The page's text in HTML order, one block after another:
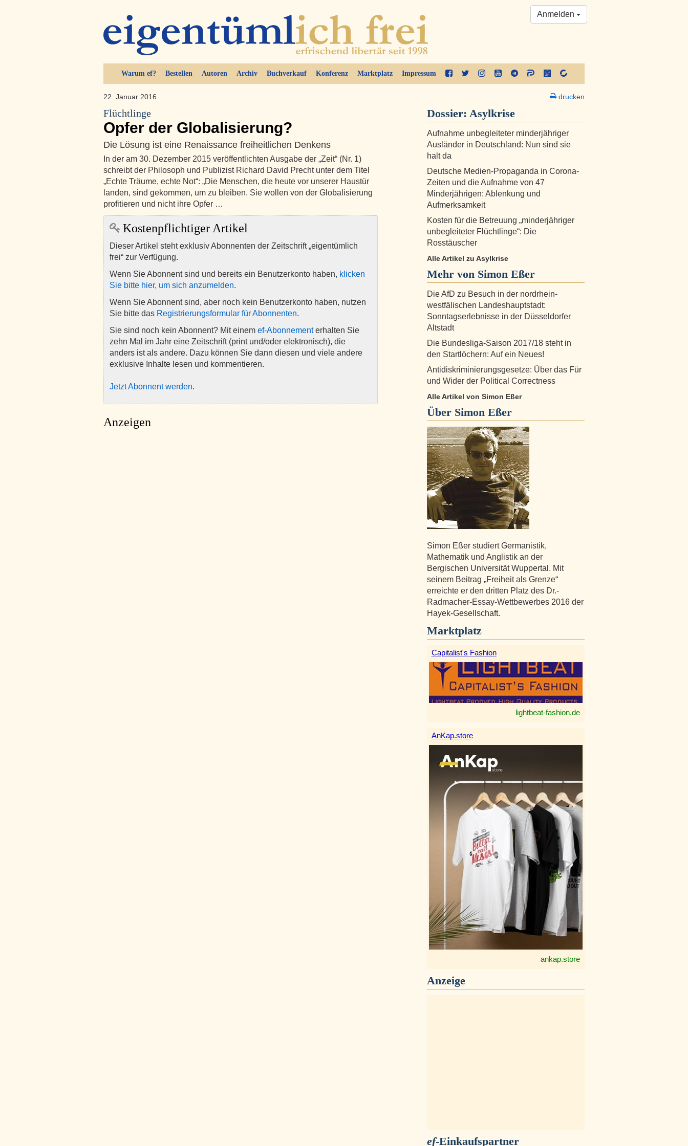
Warum ef? Bestellen Autoren Archiv Buchverkauf Konferenz Marktplatz Impressum
Anmelden
22. Januar 2016
Flüchtlinge
Opfer der Globalisierung?
Die Lösung ist eine Renaissance freiheitlichen Denkens
In der am 30. Dezember 2015 veröffentlichten Ausgabe der „Zeit“ (Nr. 1)
schreibt der Philosoph und Publizist Richard David Precht unter dem Titel
„Echte Träume, echte Not“: „Die Menschen, die heute vor unserer Haustür
landen, sind gekommen, um zu bleiben. Sie wollen von der Globalisierung
profitieren und nicht ihre Opfer …
Kostenpflichtiger Artikel
Dieser Artikel steht exklusiv Abonnenten der Zeitschrift „eigentümlich
frei“ zur Verfügung.
Wenn Sie Abonnent sind und bereits ein Benutzerkonto haben, klicken
Sie bitte hier, um sich anzumelden.
Wenn Sie Abonnent sind, aber noch kein Benutzerkonto haben, nutzen
Sie bitte das Registrierungsformular für Abonnenten.
Sie sind noch kein Abonnent? Mit einem ef-Abonnementerhalten Sie
zehn Mal im Jahr eine Zeitschrift (print und/oder elektronisch), die
anders ist als andere. Dazu können Sie dann diesen und viele andere
exklusive Inhalte lesen und kommentieren.
Jetzt Abonnent werden.
Anzeigen
drucken
Dossier: Asylkrise
Aufnahme unbegleiteter minderjähriger
Ausländer in Deutschland: Nun sind sie
halt da
Deutsche Medien-Propaganda in Corona-
Zeiten und die Aufnahme von 47
Minderjährigen: Ablenkung und
Aufmerksamkeit
Kosten für die Betreuung „minderjähriger
unbegleiteter Flüchtlinge“: Die
Rosstäuscher
Alle Artikel zu Asylkrise
Mehr von Simon Eßer
Die AfD zu Besuch in der nordrhein-
westfälischen Landeshauptstadt:
Sonntagserlebnisse in der Düsseldorfer
Altstadt
Die Bundesliga-Saison 2017/18 steht in
den Startlöchern: Auf ein Neues!
Antidiskriminierungsgesetze: Über das Für
und Wider der Political Correctness
Alle Artikel von Simon Eßer
Über Simon Eßer
Simon Eßer studiert Germanistik,
Mathematik und Anglistik an der
Bergischen Universität Wuppertal. Mit
seinem Beitrag „Freiheit als Grenze“
erreichte er den dritten Platz des Dr.-
Radmacher-Essay-Wettbewerbes 2016 der
Hayek-Gesellschaft.
Marktplatz
Capitalist's Fashion
lightbeat-fashion.de
AnKap.store
ankap.store
Anzeige
ef-Einkaufspartner